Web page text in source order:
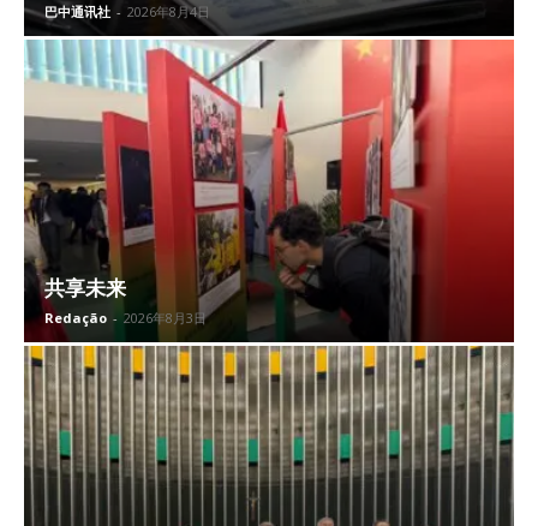
巴中通讯社 - 2026年8月4日
共享未来
Redação - 2026年8月3日